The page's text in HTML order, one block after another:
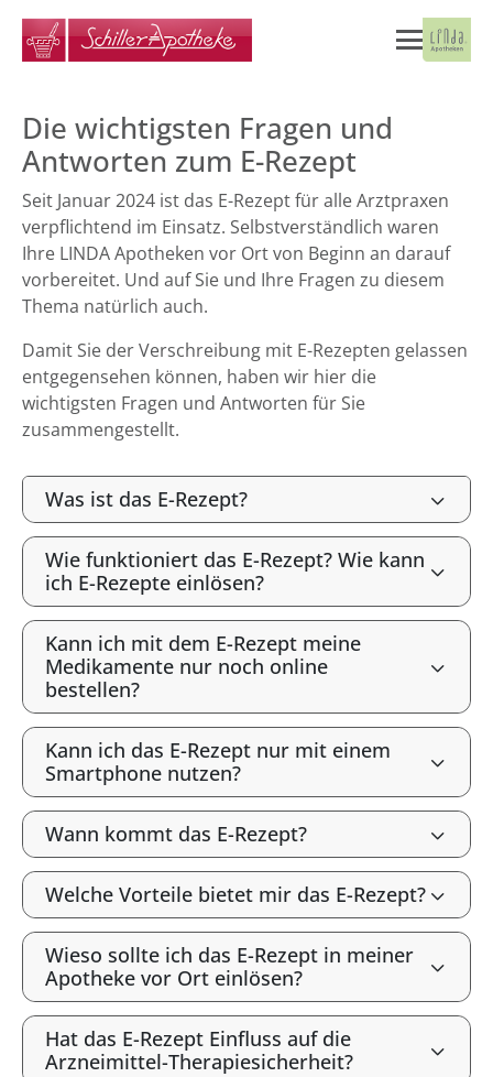
Die wichtigsten Fragen und
Antworten zum E-Rezept
Seit Januar 2024 ist das E-Rezept für alle Arztpraxen
verpflichtend im Einsatz. Selbstverständlich waren
Ihre LINDA Apotheken vor Ort von Beginn an darauf
vorbereitet. Und auf Sie und Ihre Fragen zu diesem
Thema natürlich auch.
Damit Sie der Verschreibung mit E-Rezepten gelassen
entgegensehen können, haben wir hier die
wichtigsten Fragen und Antworten für Sie
zusammengestellt.
Was ist das E-Rezept?
Wie funktioniert das E-Rezept? Wie kann
ich E-Rezepte einlösen?
Kann ich mit dem E-Rezept meine
Medikamente nur noch online
bestellen?
Kann ich das E-Rezept nur mit einem
Smartphone nutzen?
Wann kommt das E-Rezept?
Welche Vorteile bietet mir das E-Rezept?
Wieso sollte ich das E-Rezept in meiner
Apotheke vor Ort einlösen?
Hat das E-Rezept Einfluss auf die
Arzneimittel-Therapiesicherheit?